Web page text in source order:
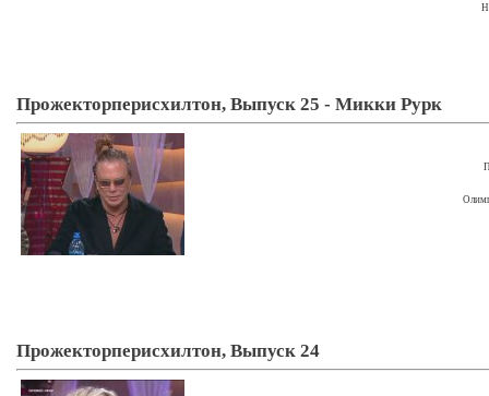
Прожекторперисхилтон, Выпуск 25 - Микки Рурк
Прожекторперисхилтон, Выпуск 24